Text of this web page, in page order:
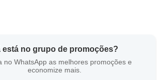
está no grupo de promoções?
no WhatsApp as melhores promoções e
economize mais.